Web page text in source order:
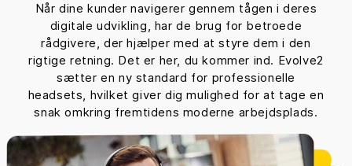
Når dine kunder navigerer gennem tågen i deres
digitale udvikling, har de brug for betroede
rådgivere, der hjælper med at styre dem i den
rigtige retning. Det er her, du kommer ind. Evolve2
sætter en ny standard for professionelle
headsets, hvilket giver dig mulighed for at tage en
snak omkring fremtidens moderne arbejdsplads.